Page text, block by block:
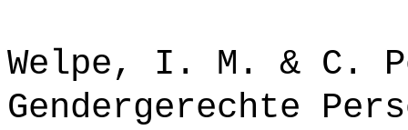
Welpe, I. M. & C.
Gendergerechte